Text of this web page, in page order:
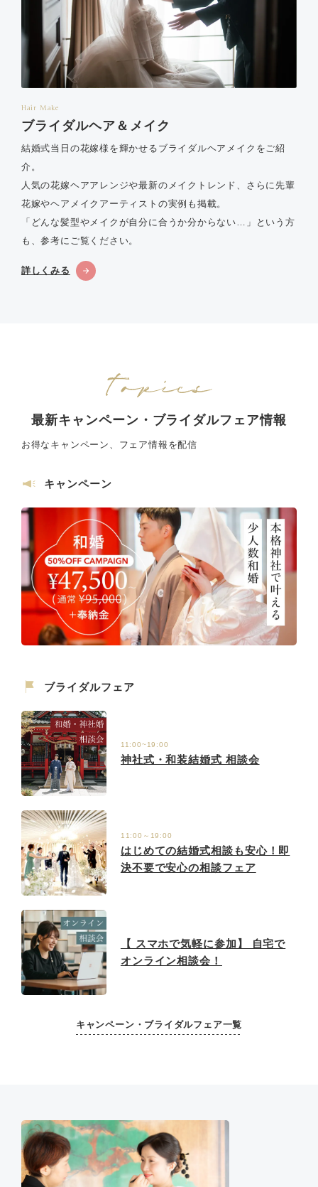
Hair Make
ブライダルヘア＆メイク
結婚式当日の花嫁様を輝かせるブライダルヘアメイクをご紹
介。
人気の花嫁ヘアアレンジや最新のメイクトレンド、さらに先輩
花嫁やヘアメイクアーティストの実例も掲載。
「どんな髪型やメイクが自分に合うか分からない…」という方
も、参考にご覧ください。
詳しくみる
最新キャンペーン・ブライダルフェア情報
お得なキャンペーン、フェア情報を配信
キャンペーン
ブライダルフェア
11:00~19:00
神社式・和装結婚式 相談会
11:00～19:00
はじめての結婚式相談も安心！即
決不要で安心の相談フェア
【 スマホで気軽に参加】 自宅で
オンライン相談会！
キャンペーン・ブライダルフェア一覧